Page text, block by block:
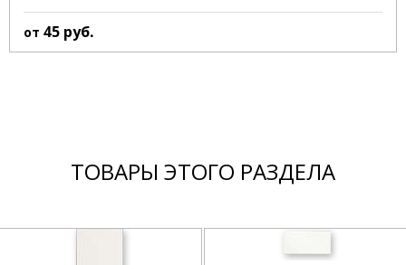
от 45 руб.
ТОВАРЫ ЭТОГО РАЗДЕЛА